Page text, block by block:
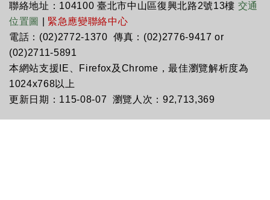
聯絡地址：104100 臺北市中山區復興北路2號13樓 交通
位置圖
緊急應變聯絡中心
電話：(02)2772-1370 傳真：(02)2776-9417 or
(02)2711-5891
本網站支援IE、Firefox及Chrome，最佳瀏覽解析度為
1024x768以上
更新日期：115-08-07 瀏覽人次：92,713,369